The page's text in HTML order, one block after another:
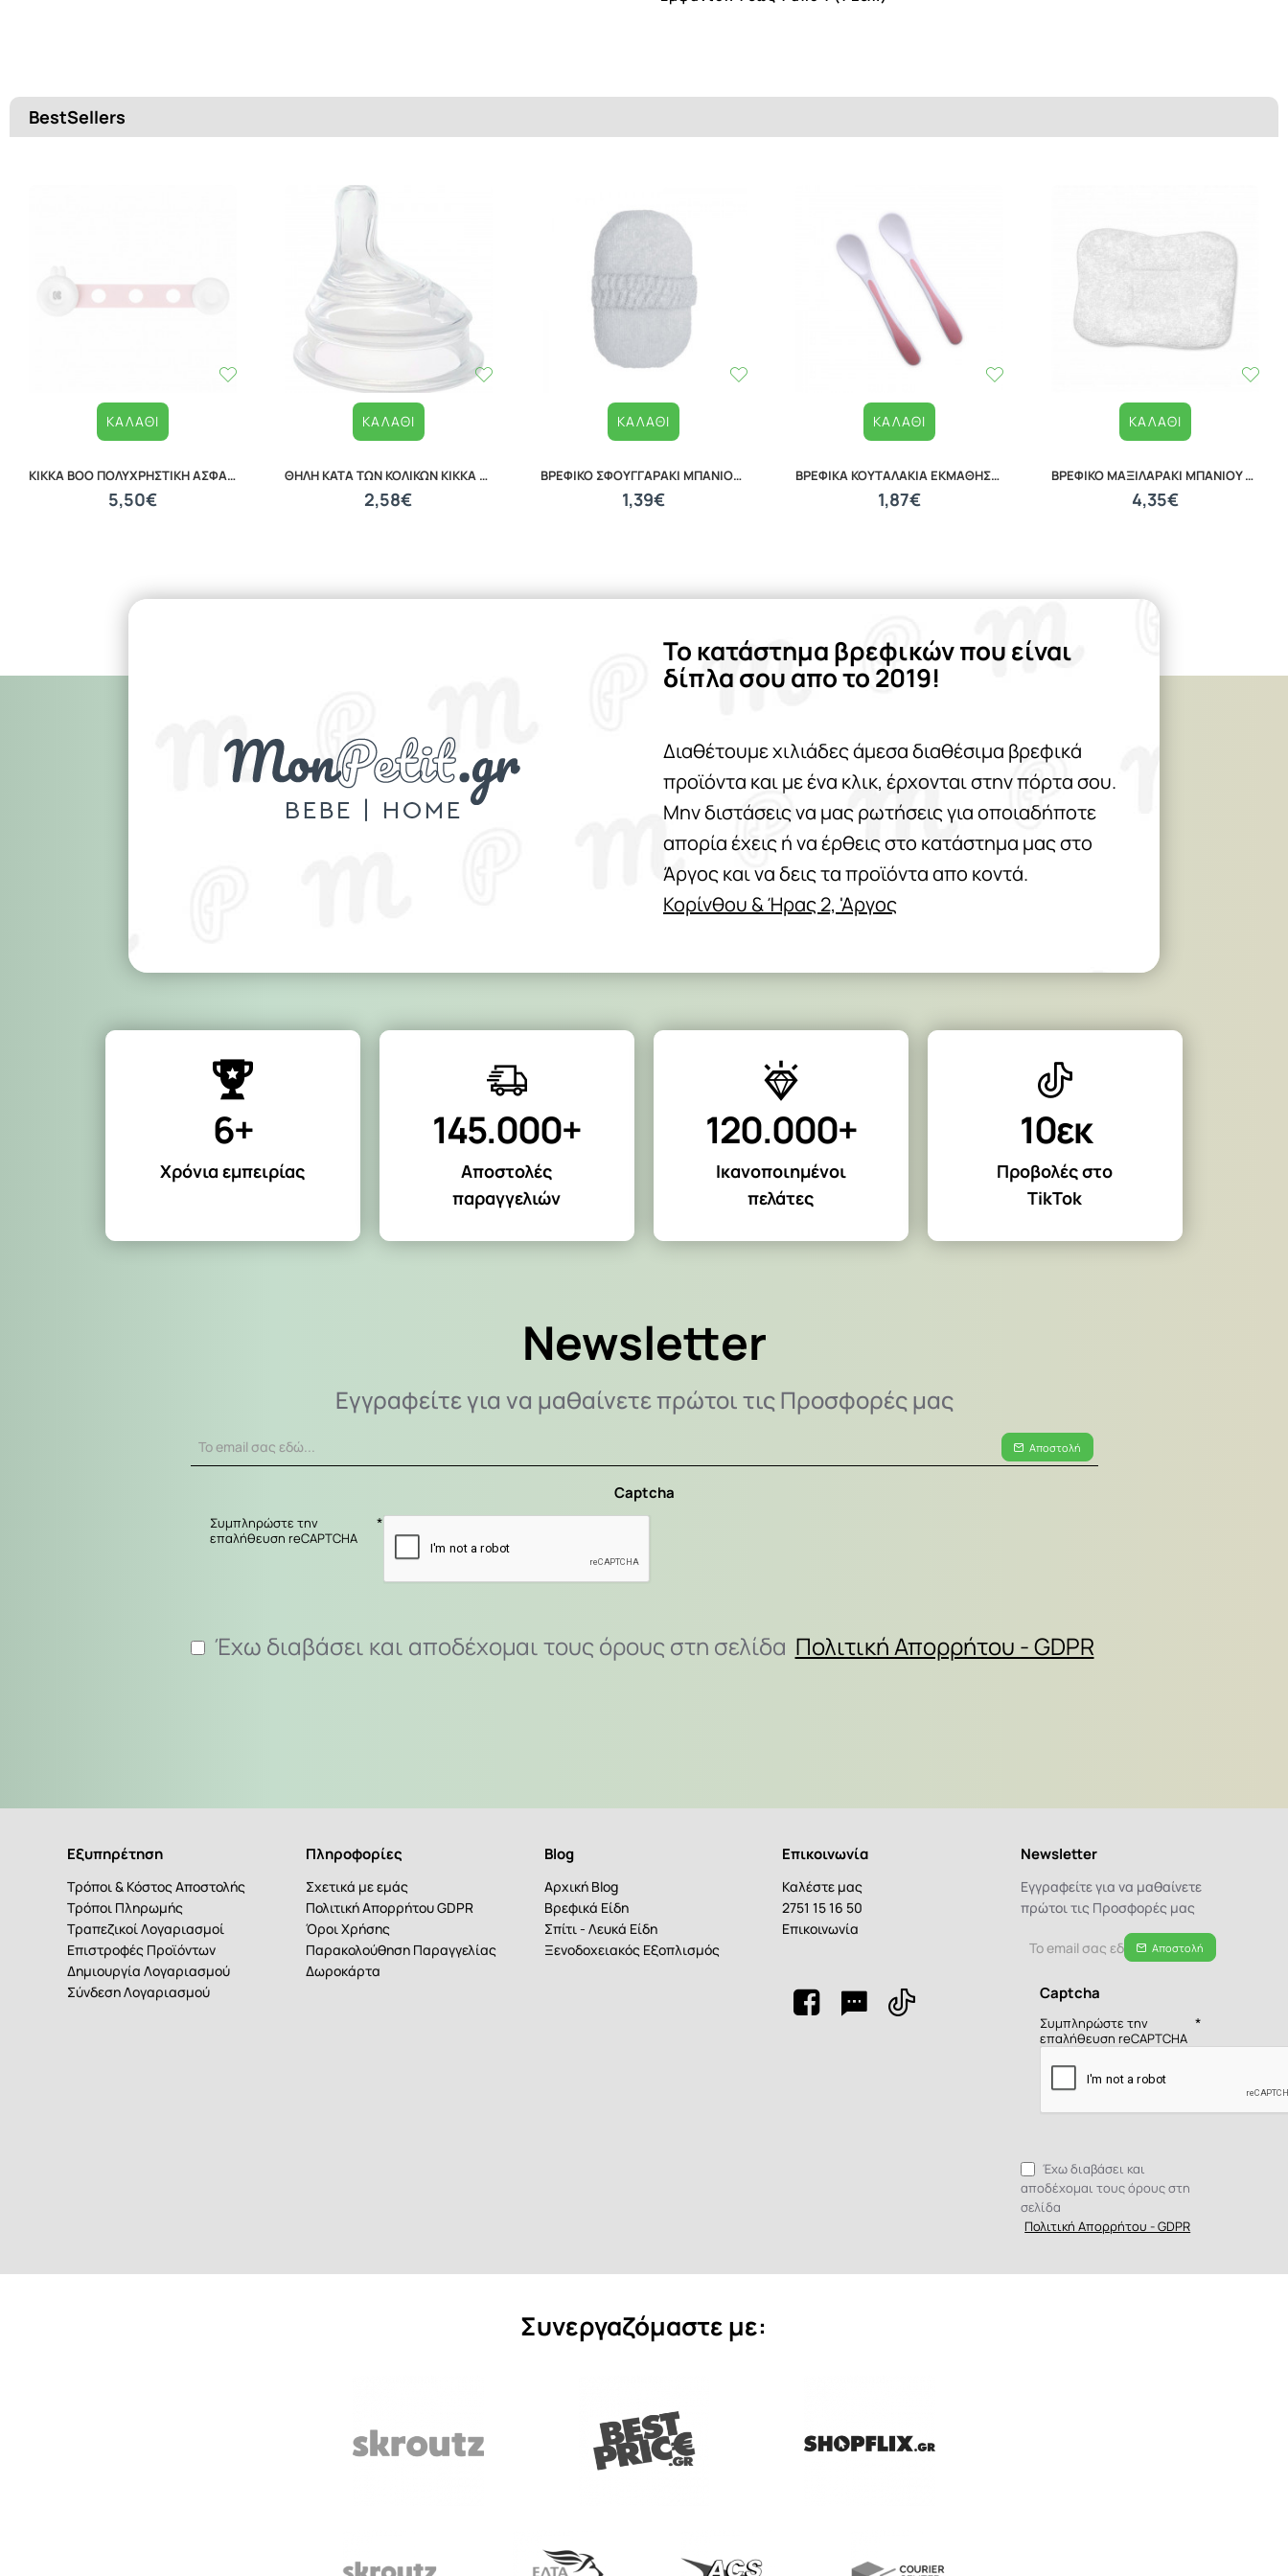
BestSellers
KIKKA BOO ΠΟΛΥΧΡΗΣΤΙΚΗ ΑΣΦΑΛΕΙΑ 2 ΤΕΜΑΧΙΑ PINK 31108030025
5,50€
ΚΑΛΆΘΙ
ΘΗΛΗ ΚΑΤΑ ΤΩΝ ΚΟΛΙΚΩΝ KIKKA BOO M ANTI COLIC NIPPLE FOR GLASS BOTTLE 31302010027
2,58€
ΚΑΛΆΘΙ
ΒΡΕΦΙΚΟ ΣΦΟΥΓΓΑΡΑΚΙ ΜΠΑΝΙΟΥ WHITE 20040210001
1,39€
ΚΑΛΆΘΙ
ΒΡΕΦΙΚΑ ΚΟΥΤΑΛΑΚΙΑ ΕΚΜΑΘΗΣΗΣ ΣΕΤ 2 ΤΕΜΑΧΙΩΝ LORELLI 10230480002
1,87€
ΚΑΛΆΘΙ
ΒΡΕΦΙΚΟ ΜΑΞΙΛΑΡΑΚΙ ΜΠΑΝΙΟΥ PILLOW 20040120001
4,35€
ΚΑΛΆΘΙ
Το κατάστημα βρεφικών που είναι
δίπλα σου απο το 2019!
Διαθέτουμε χιλιάδες άμεσα διαθέσιμα βρεφικά
προϊόντα και με ένα κλικ, έρχονται στην πόρτα σου.
Μην διστάσεις να μας ρωτήσεις για οποιαδήποτε
απορία έχεις ή να έρθεις στο κατάστημα μας στο
Άργος και να δεις τα προϊόντα απο κοντά.
Κορίνθου & Ήρας 2, 'Αργος
6+
Χρόνια εμπειρίας
145.000+
Αποστολές
παραγγελιών
120.000+
Ικανοποιημένοι
πελάτες
10εκ
Προβολές στο
TikTok
Newsletter
Εγγραφείτε για να μαθαίνετε πρώτοι τις Προσφορές μας
email
Αποστολή
Captcha
Συμπληρώστε την
επαλήθευση reCAPTCHA
Έχω διαβάσει και αποδέχομαι τους όρους στη σελίδα Πολιτική Απορρήτου - GDPR
Εξυπηρέτηση
Τρόποι & Κόστος Αποστολής
Τρόποι Πληρωμής
Τραπεζικοί Λογαριασμοί
Επιστροφές Προϊόντων
Δημιουργία Λογαριασμού
Σύνδεση Λογαριασμού
Πληροφορίες
Σχετικά με εμάς
Πολιτική Απορρήτου GDPR
Όροι Χρήσης
Παρακολούθηση Παραγγελίας
Δωροκάρτα
Blog
Αρχική Blog
Βρεφικά Είδη
Σπίτι - Λευκά Είδη
Ξενοδοχειακός Εξοπλισμός
Επικοινωνία
Καλέστε μας
2751 15 16 50
Επικοινωνία
Newsletter
Εγγραφείτε για να μαθαίνετε
πρώτοι τις Προσφορές μας
email
εδώ...
Αποστολή
Captcha
Συμπληρώστε την
επαλήθευση reCAPTCHA
Έχω διαβάσει και
αποδέχομαι τους όρους στη
σελίδα
Πολιτική Απορρήτου - GDPR
Συνεργαζόμαστε με: